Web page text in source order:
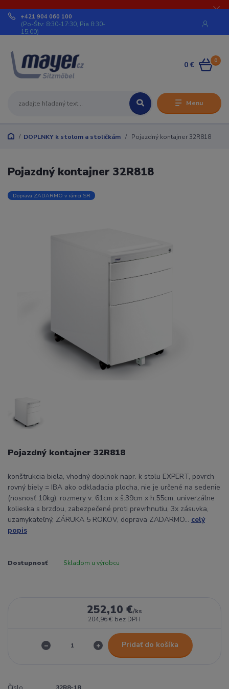
Menu
+421 904 060 100
(Po-Štv: 8:30-17:30, Pia 8:30-
15:00)
0
0 €
DOPLNKY k stolom a stoličkám Pojazdný kontajner 32R818
Pojazdný kontajner 32R818
Doprava ZADARMO v rámci SR
Pojazdný kontajner 32R818
konštrukcia biela, vhodný doplnok napr. k stolu EXPERT, povrch
rovný biely = IBA ako odkladacia plocha, nie je určené na sedenie
(nosnosť 10kg), rozmery v: 61cm x š:39cm x h:55cm, univerzálne
kolieska s brzdou, zabezpečené proti prevrhnutiu, 3x zásuvka,
uzamykateľný, ZÁRUKA 5 ROKOV, doprava ZADARMO... celý
popis
Dostupnosť Skladom u výrobcu
252,10 €/ks
204,96 € bez DPH
Pridať do košíka
Číslo
32R8-18